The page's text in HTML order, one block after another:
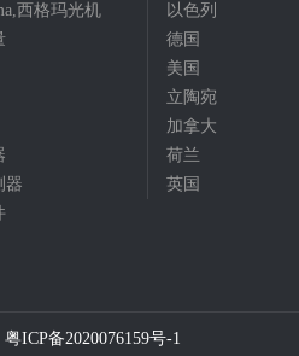
西格玛光机
器
以色列
德国
美国
立陶宛
加拿大
荷兰
英国
粤ICP备2020076159号-1